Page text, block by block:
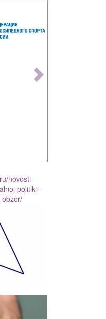
novosti-
politiki-
obzor/